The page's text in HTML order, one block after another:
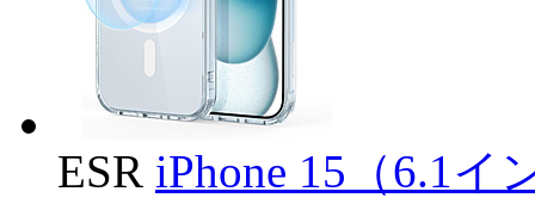
ESR iPhone 15（6.1